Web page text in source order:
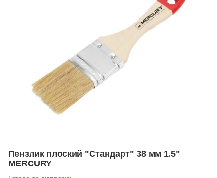
Пензлик плоский "Стандарт" 38 мм 1.5"
MERCURY